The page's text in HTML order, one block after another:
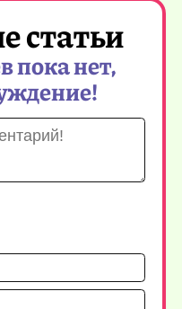
статьи
пока нет,
Имя*